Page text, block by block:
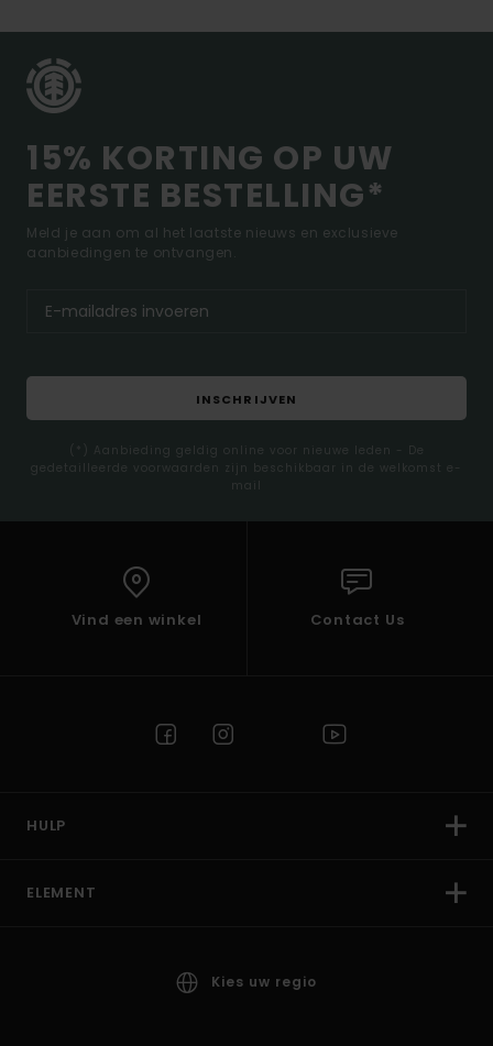
15% KORTING OP UW
EERSTE BESTELLING*
Meld je aan om al het laatste nieuws en exclusieve
aanbiedingen te ontvangen.
INSCHRIJVEN
(*) Aanbieding geldig online voor nieuwe leden - De
gedetailleerde voorwaarden zijn beschikbaar in de welkomst e-
mail
Vind een winkel Contact Us
HULP
ELEMENT
Kies uw regio